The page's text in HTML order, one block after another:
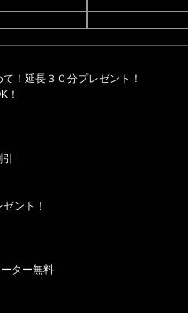
！延長３０分プレゼント！
！
ント！
ター無料